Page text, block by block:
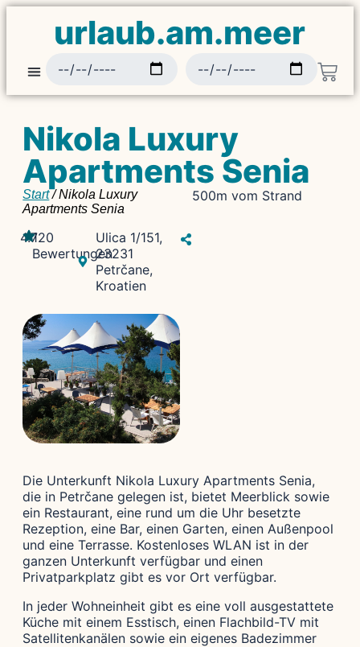
urlaub.am.meer
Nikola Luxury
Apartments Senia
Start/ Nikola Luxury
Apartments Senia
4.7120
Bewertungen
Ulica 1/151,
23231
Petrčane,
Kroatien
500m vom Strand
Die Unterkunft Nikola Luxury Apartments Senia,
die in Petrčane gelegen ist, bietet Meerblick sowie
ein Restaurant, eine rund um die Uhr besetzte
Rezeption, eine Bar, einen Garten, einen Außenpool
und eine Terrasse. Kostenloses WLAN ist in der
ganzen Unterkunft verfügbar und einen
Privatparkplatz gibt es vor Ort verfügbar.
In jeder Wohneinheit gibt es eine voll ausgestattete
Küche mit einem Esstisch, einen Flachbild-TV mit
Satellitenkanälen sowie ein eigenes Badezimmer